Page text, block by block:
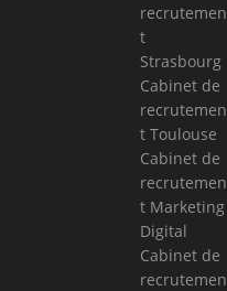
recrutemen
t
Strasbourg
Cabinet de
recrutemen
t Toulouse
Cabinet de
recrutemen
t Marketing
Digital
Cabinet de
recrutemen